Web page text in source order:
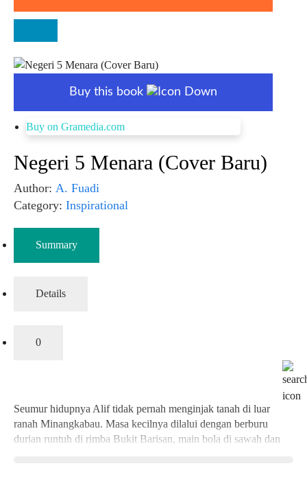
Buy this book
Buy on Gramedia.com
Negeri 5 Menara (Cover Baru)
Author: A. Fuadi
Category: Inspirational
Summary
Details
0
Seumur hidupnya Alif tidak pernah menginjak tanah di luar
ranah Minangkabau. Masa kecilnya dilalui dengan berburu
durian runtuh di rimba Bukit Barisan, main bola di sawah dan